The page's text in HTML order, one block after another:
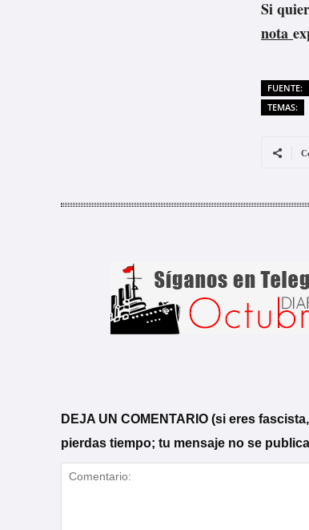
Si
nota
FUENTE:
TEMAS:
DEJA UN COMENTARIO (si eres
pierdas tiempo; tu mensaje no se